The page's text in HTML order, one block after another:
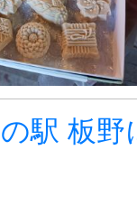
駅 板